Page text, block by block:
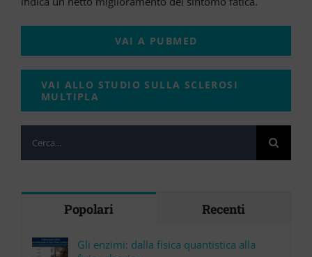
VAI A PUBMED
VAI ALLO STUDIO SULLA SCLEROSI
MULTIPLA
Popolari Recenti
Gli enzimi: dalla fisica quantistica alla